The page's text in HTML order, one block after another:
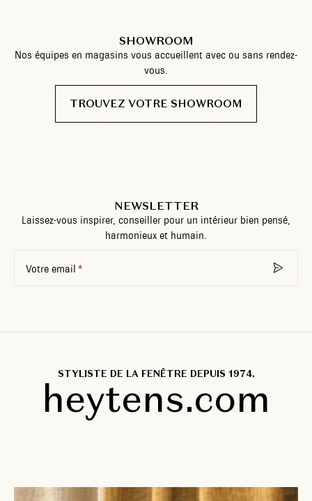
SHOWROOM
Nos équipes en magasins vous accueillent avec ou sans rendez-
vous.
TROUVEZ VOTRE SHOWROOM
NEWSLETTER
Laissez-vous inspirer, conseiller pour un intérieur bien pensé,
harmonieux et humain.
Votre email
STYLISTE DE LA FENÊTRE DEPUIS 1974.
heytens.com